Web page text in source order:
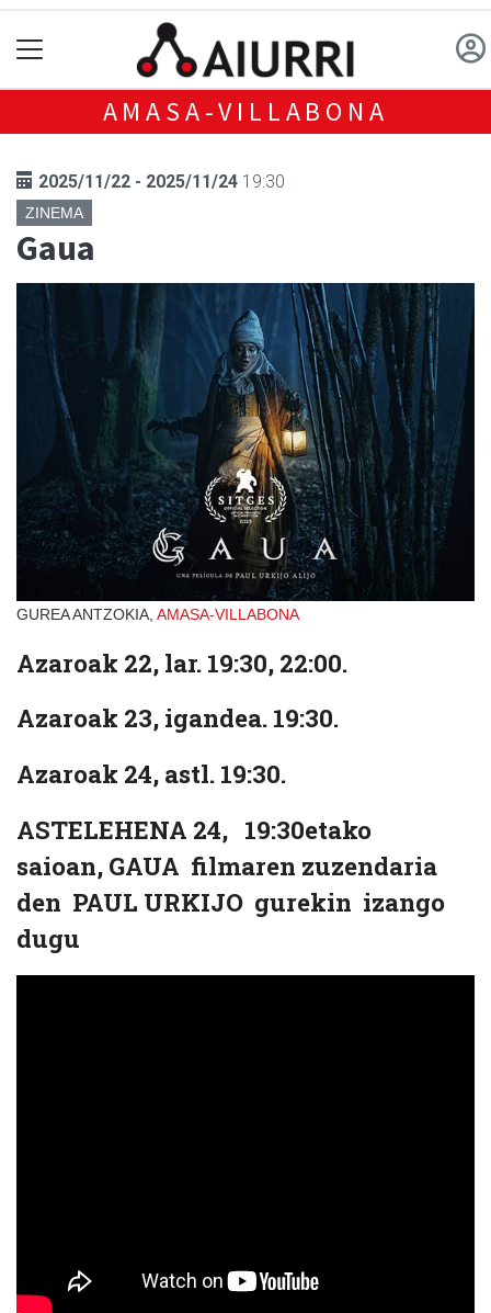
AMASA-VILLABONA
2025/11/22 - 2025/11/24 19:30
ZINEMA
Gaua
GUREA ANTZOKIA, AMASA-VILLABONA
Azaroak 22, lar. 19:30, 22:00.
Azaroak 23, igandea. 19:30.
Azaroak 24, astl. 19:30.
ASTELEHENA 24, 19:30etako
saioan, GAUA filmaren zuzendaria
den PAUL URKIJO gurekin izango
dugu